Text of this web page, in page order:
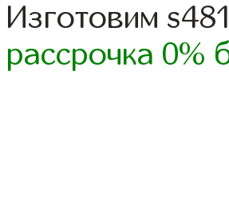
Изготовим
рассрочка 0%